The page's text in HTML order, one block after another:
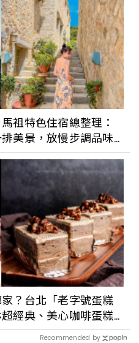
祖特色住宿總整理：
美景，放慢步調品味
？台北「老字號蛋糕
經典、美心咖啡蛋糕
Recommended by